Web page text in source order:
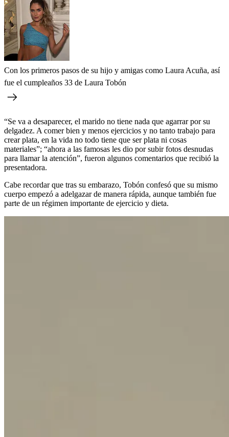
Con los primeros pasos de su hijo y amigas como Laura Acuña, así
fue el cumpleaños 33 de Laura Tobón
“Se va a desaparecer, el marido no tiene nada que agarrar por su
delgadez. A comer bien y menos ejercicios y no tanto trabajo para
crear plata, en la vida no todo tiene que ser plata ni cosas
materiales”; “ahora a las famosas les dio por subir fotos desnudas
para llamar la atención”, fueron algunos comentarios que recibió la
presentadora.
Cabe recordar que tras su embarazo, Tobón confesó que su mismo
cuerpo empezó a adelgazar de manera rápida, aunque también fue
parte de un régimen importante de ejercicio y dieta.